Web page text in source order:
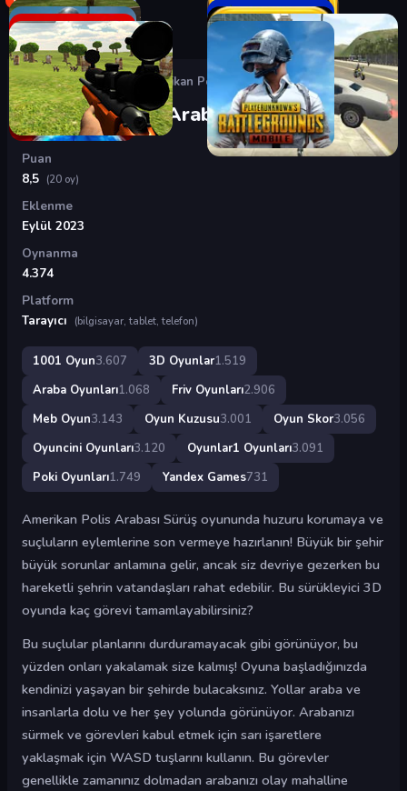
Oyunlar›3D Oyunlar Amerikan Polis Arabası Sürüş
Amerikan Polis Arabası Sürüş
Puan
8,5 (20 oy)
Eklenme
Eylül 2023
Oynanma
4.374
Platform
Tarayıcı
(bilgisayar, tablet, telefon)
1001 Oyun3.607 3D Oyunlar1.519
Araba Oyunları1.068 Friv Oyunları2.906
Meb Oyun3.143 Oyun Kuzusu3.001 Oyun Skor3.056
Oyuncini Oyunları3.120 Oyunlar1 Oyunları3.091
Poki Oyunları1.749 Yandex Games731
Amerikan Polis Arabası Sürüş oyununda huzuru korumaya ve
suçluların eylemlerine son vermeye hazırlanın! Büyük bir şehir
büyük sorunlar anlamına gelir, ancak siz devriye gezerken bu
hareketli şehrin vatandaşları rahat edebilir. Bu sürükleyici 3D
oyunda kaç görevi tamamlayabilirsiniz?
Bu suçlular planlarını durduramayacak gibi görünüyor, bu
yüzden onları yakalamak size kalmış! Oyuna başladığınızda
kendinizi yaşayan bir şehirde bulacaksınız. Yollar araba ve
insanlarla dolu ve her şey yolunda görünüyor. Arabanızı
sürmek ve görevleri kabul etmek için sarı işaretlere
yaklaşmak için WASD tuşlarını kullanın. Bu görevler
genellikle zamanınız dolmadan arabanızı olay mahalline